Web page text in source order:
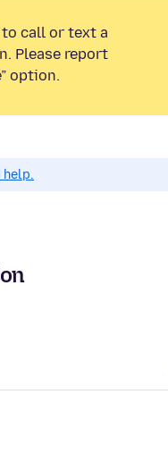
call or text a
Please report
option.
help.